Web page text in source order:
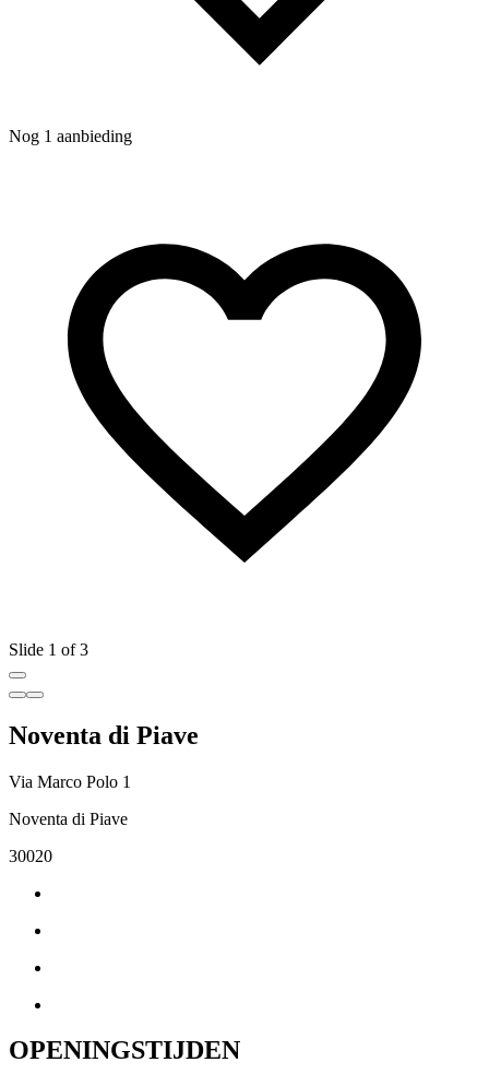
Nog 1 aanbieding
Slide 1 of 3
Noventa di Piave
Via Marco Polo 1
Noventa di Piave
30020
OPENINGSTIJDEN